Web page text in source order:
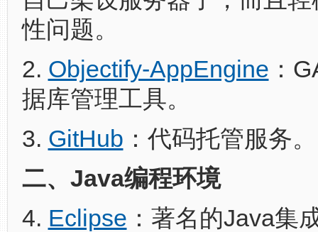
性问题。
2. Objectify-AppEngine ：
据库管理工具。
3. GitHub ：代码托管服务。
二、Java编程环境
4. Eclipse ：著名的Java集